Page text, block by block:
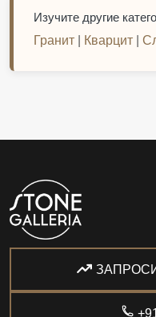
Изучите другие
Гранит
Кварцит |